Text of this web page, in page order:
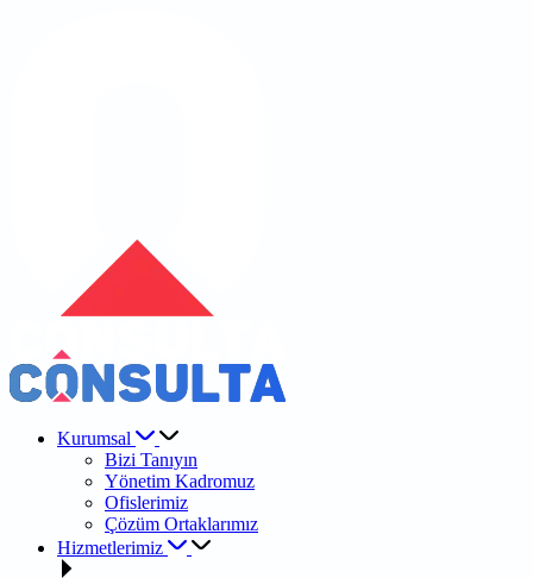
Kurumsal
Bizi Tanıyın
Yönetim Kadromuz
Ofislerimiz
Çözüm Ortaklarımız
Hizmetlerimiz